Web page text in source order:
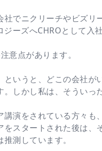
でニクリーチやビズ
ーズへCHROとして入
意点があります。
いうと、どこの会社
しかし私は、そういっ
講演をされている方々
をスタートされた後は
測しています。